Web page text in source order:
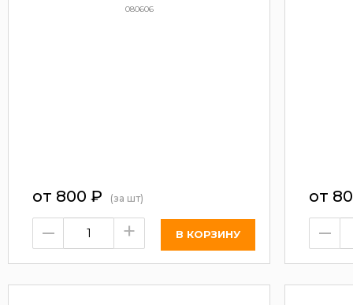
080606
от 800 ₽ (за шт)
– +
от
–